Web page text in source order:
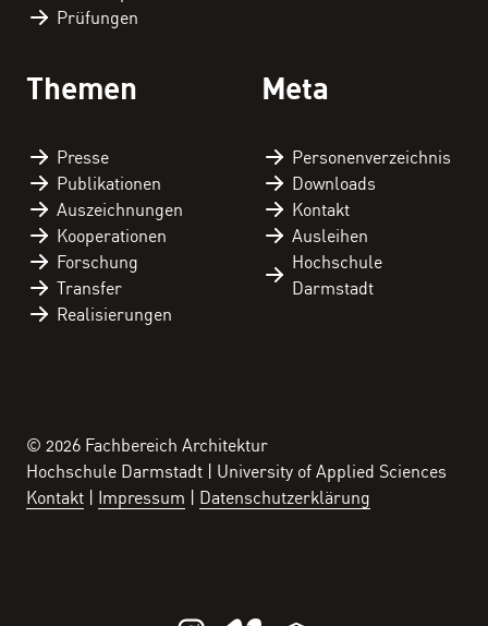
Prüfungen
Themen
Presse
Publikationen
Auszeichnungen
Kooperationen
Forschung
Transfer
Realisierungen
Meta
Personen­verzeichnis
Downloads
Kontakt
Ausleihen
Hochschule
Darmstadt
© 2026 Fachbereich Architektur
Hochschule Darmstadt | University of Applied Sciences
Kontakt
Impressum Datenschutzerklärung